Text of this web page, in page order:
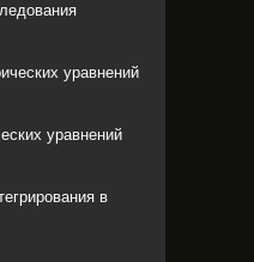
уравнений
уравнений
в